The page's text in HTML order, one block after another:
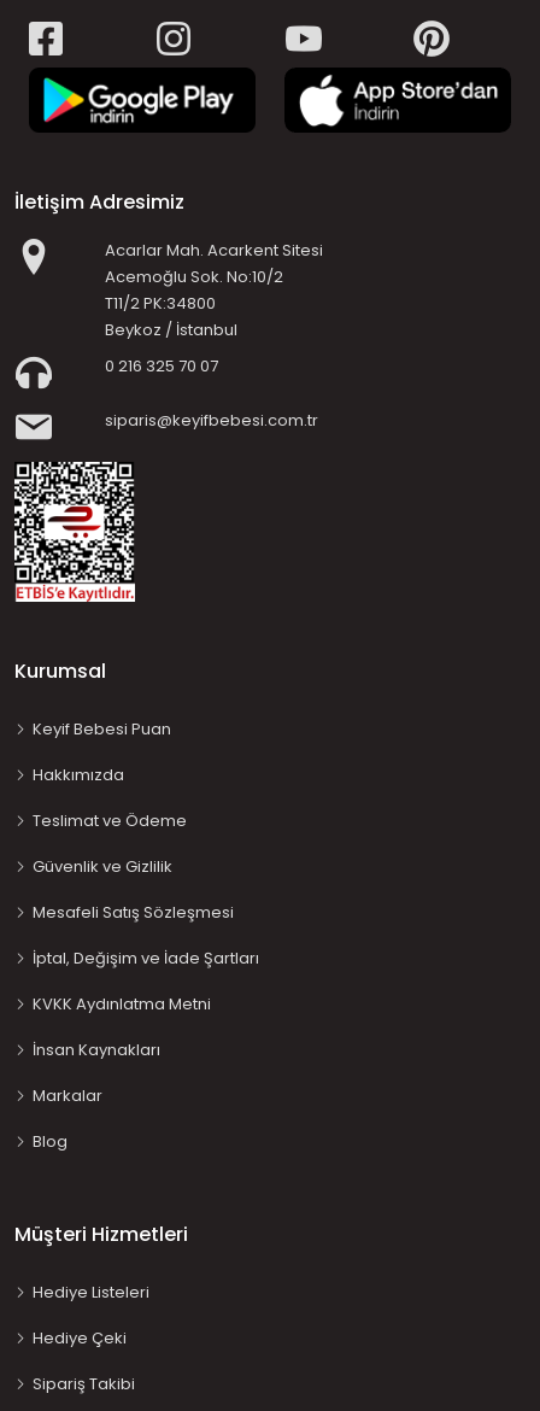
İletişim Adresimiz
Acarlar Mah. Acarkent Sitesi
Acemoğlu Sok. No:10/2
T11/2 PK:34800
Beykoz / İstanbul
0 216 325 70 07
siparis@keyifbebesi.com.tr
Kurumsal
Keyif Bebesi Puan
Hakkımızda
Teslimat ve Ödeme
Güvenlik ve Gizlilik
Mesafeli Satış Sözleşmesi
İptal, Değişim ve İade Şartları
KVKK Aydınlatma Metni
İnsan Kaynakları
Markalar
Blog
Müşteri Hizmetleri
Hediye Listeleri
Hediye Çeki
Sipariş Takibi